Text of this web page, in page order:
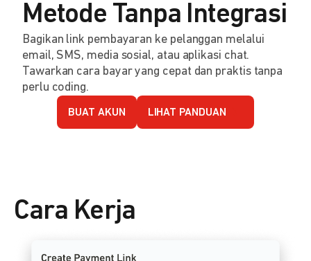
Metode Tanpa Integrasi
Bagikan link pembayaran ke pelanggan melalui
email, SMS, media sosial, atau aplikasi chat.
Tawarkan cara bayar yang cepat dan praktis tanpa
perlu coding.
BUAT AKUN LIHAT PANDUAN
Cara Kerja